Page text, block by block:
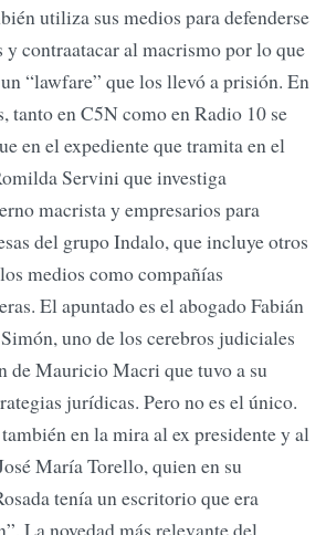
utiliza sus medios para defenderse
y contraatacar al macrismo por lo que
“lawfare” que los llevó a prisión. En
tanto en C5N como en Radio 10 se
en el expediente que tramita en el
Servini que investiga
macrista y empresarios para
del grupo Indalo, que incluye otros
medios como compañías
El apuntado es el abogado Fabián
uno de los cerebros judiciales
de Mauricio Macri que tuvo a su
jurídicas. Pero no es el único.
en la mira al ex presidente y al
María Torello, quien en su
tenía un escritorio que era